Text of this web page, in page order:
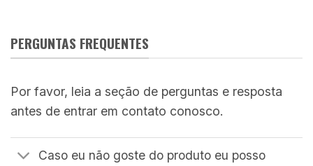
PERGUNTAS FREQUENTES
Por favor, leia a seção de perguntas e resposta
antes de entrar em contato conosco.
Caso eu não goste do produto eu posso